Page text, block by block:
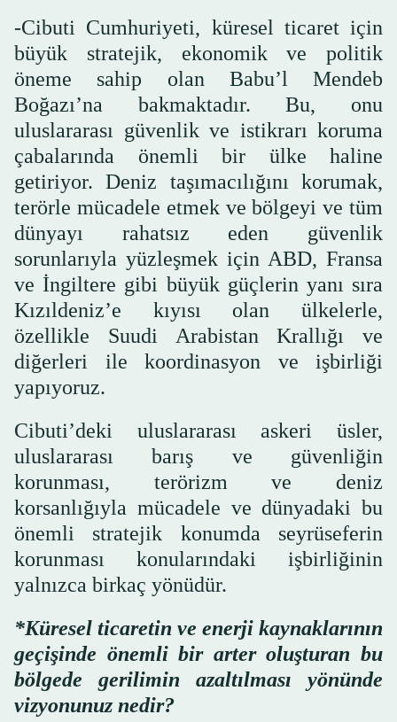
-Cibuti Cumhuriyeti, küresel ticaret için
büyük stratejik, ekonomik ve politik
öneme sahip olan Babu’l Mendeb
Boğazı’na bakmaktadır. Bu, onu
uluslararası güvenlik ve istikrarı koruma
çabalarında önemli bir ülke haline
getiriyor. Deniz taşımacılığını korumak,
terörle mücadele etmek ve bölgeyi ve tüm
dünyayı rahatsız eden güvenlik
sorunlarıyla yüzleşmek için ABD, Fransa
ve İngiltere gibi büyük güçlerin yanı sıra
Kızıldeniz’e kıyısı olan ülkelerle,
özellikle Suudi Arabistan Krallığı ve
diğerleri ile koordinasyon ve işbirliği
yapıyoruz.
Cibuti’deki uluslararası askeri üsler,
uluslararası barış ve güvenliğin
korunması, terörizm ve deniz
korsanlığıyla mücadele ve dünyadaki bu
önemli stratejik konumda seyrüseferin
korunması konularındaki işbirliğinin
yalnızca birkaç yönüdür.
*Küresel ticaretin ve enerji kaynaklarının
geçişinde önemli bir arter oluşturan bu
bölgede gerilimin azaltılması yönünde
vizyonunuz nedir?